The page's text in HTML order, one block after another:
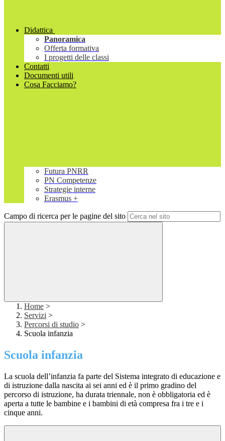
Didattica
Panoramica
Offerta formativa
I progetti delle classi
Contatti
Documenti utili
Cosa Facciamo?
Futura PNRR
PN Competenze
Strategie interne
Erasmus +
Campo di ricerca per le pagine del sito
Home >
Servizi >
Percorsi di studio >
Scuola infanzia
Scuola infanzia
La scuola dell’infanzia fa parte del Sistema integrato di educazione e
di istruzione dalla nascita ai sei anni ed è il primo gradino del
percorso di istruzione, ha durata triennale, non è obbligatoria ed è
aperta a tutte le bambine e i bambini di età compresa fra i tre e i
cinque anni.